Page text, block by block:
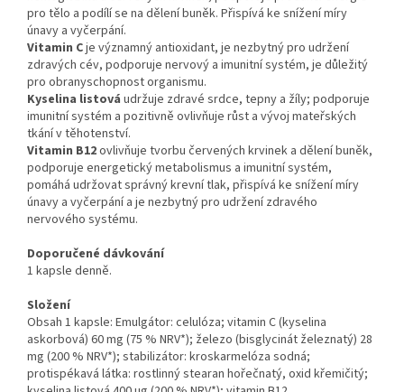
pro tělo a podílí se na dělení buněk. Přispívá ke snížení míry
únavy a vyčerpání.
Vitamin Cje významný antioxidant, je nezbytný pro udržení
zdravých cév, podporuje nervový a imunitní systém, je důležitý
pro obranyschopnost organismu.
Kyselina listová udržuje zdravé srdce, tepny a žíly; podporuje
imunitní systém a pozitivně ovlivňuje růst a vývoj mateřských
tkání v těhotenství.
Vitamin B12ovlivňuje tvorbu červených krvinek a dělení buněk,
podporuje energetický metabolismus a imunitní systém,
pomáhá udržovat správný krevní tlak, přispívá ke snížení míry
únavy a vyčerpání a je nezbytný pro udržení zdravého
nervového systému.
Doporučené dávkování
1 kapsle denně.
Složení
Obsah 1 kapsle: Emulgátor: celulóza; vitamin C (kyselina
askorbová) 60 mg (75 % NRV*); železo (bisglycinát železnatý) 28
mg (200 % NRV*); stabilizátor: kroskarmelóza sodná;
protispékavá látka: rostlinný stearan hořečnatý, oxid křemičitý;